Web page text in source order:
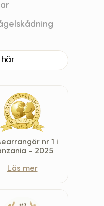
nr 1 i
– 2025
Läs mer